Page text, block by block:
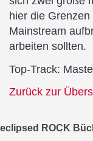
hier die
Mainstream
arbeiten sollten.
Top-Track:
Zurück zur
eclipsed ROCK